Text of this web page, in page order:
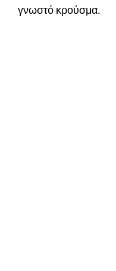
γνωστό κρούσμα.